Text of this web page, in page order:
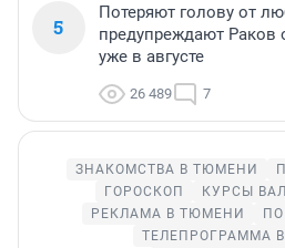
5
Потеряют голову от
предупреждают Раков
уже в августе
26 489 7
ЗНАКОМСТВА В ТЮМЕНИ
ГОРОСКОП
КУРСЫ
РЕКЛАМА В ТЮМЕНИ
ТЕЛЕПРОГРАММА